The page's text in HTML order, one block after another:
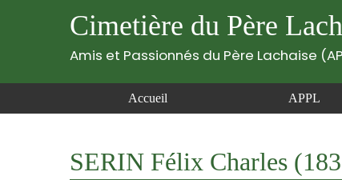
Cimetière du Père
Amis et Passionnés du Père Lachaise
Accueil APPL
SERIN Félix Charles